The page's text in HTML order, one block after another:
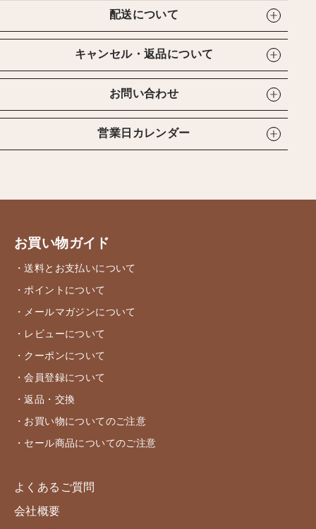
配送について
キャンセル・返品について
お問い合わせ
営業日カレンダー
お買い物ガイド
・送料とお支払いについて
・ポイントについて
・メールマガジンについて
・レビューについて
・クーポンについて
・会員登録について
・返品・交換
・お買い物についてのご注意
・セール商品についてのご注意
よくあるご質問
会社概要